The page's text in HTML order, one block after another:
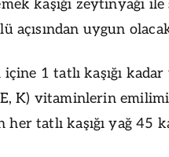
kaşığı zeytinyağı ile
açısından uygun
1 tatlı kaşığı
K) vitaminlerin
her tatlı kaşığı yağ 45